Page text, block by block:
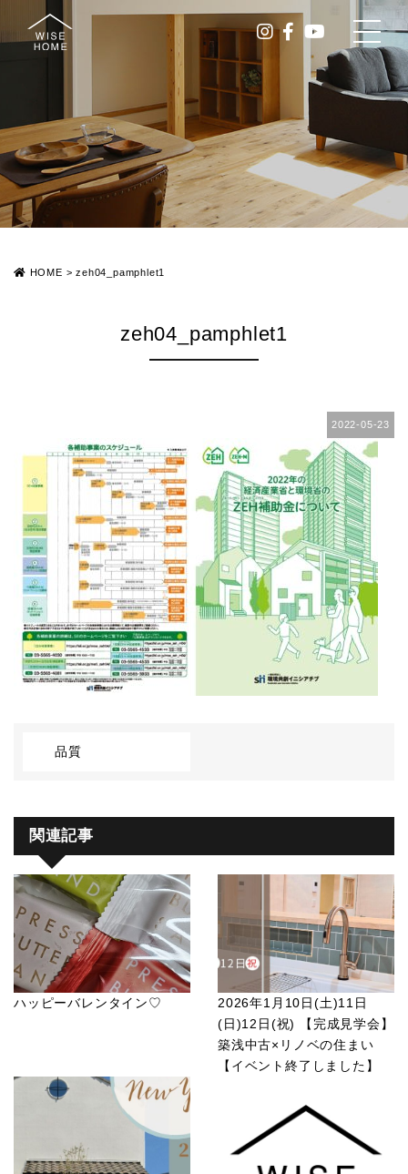
HOME >zeh04_pamphlet1
zeh04_pamphlet1
2022-05-23
品質
関連記事
ハッピーバレンタイン♡
2026年1月10日(土)11日
(日)12日(祝) 【完成見学会】
築浅中古×リノベの住まい
【イベント終了しました】